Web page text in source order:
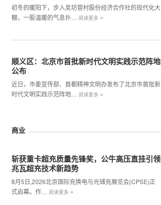
初冬的暖阳下，步入吴坊营村股份经济合作社的现代化大
棚，一股温暖的气息扑…
阅读更多 »
顺义区：北京市首批新时代文明实践示范阵地
公布
近日，市委宣传部、首都精神文明办发布了北京市首批新
时代文明实践示范阵地…
阅读更多 »
商业
斩获重卡超充质量先锋奖，公牛高压直挂引领
兆瓦超充技术新趋势
8月5日,2026北京国际充换电与光储充展览会(CPSE)正
式启幕。作…
阅读更多 »